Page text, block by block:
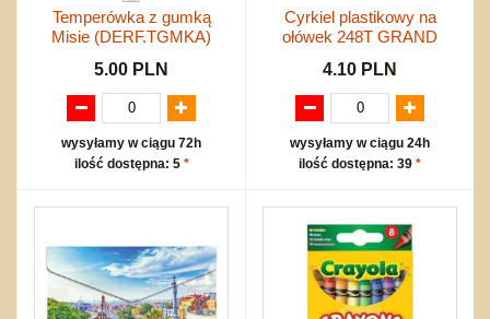
Temperówka z gumką
Misie (DERF.TGMKA)
5.00 PLN
wysyłamy w ciągu 72h
ilość dostępna: 5 *
Cyrkiel plastikowy na
ołówek 248T GRAND
4.10 PLN
wysyłamy w ciągu 24h
ilość dostępna: 39 *